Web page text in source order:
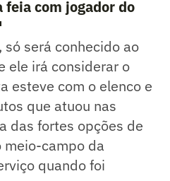
feia com jogador do
será conhecido ao
ele irá considerar o
esteve com o elenco e
que atuou nas
das fortes opções de
meio-campo da
quando foi